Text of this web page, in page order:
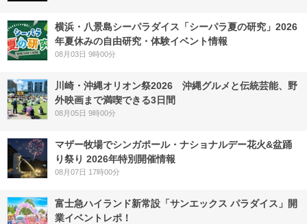
横浜・八景島シーパラダイス「シーパラ夏の研究」2026
年夏休みの自由研究・体験イベント情報
08月03日 9時00分
川崎・沖縄オリオン祭2026 沖縄グルメと伝統芸能、野
外映画まで満喫できる3日間
08月05日 9時00分
マザー牧場でシンガポール・ナショナルデー花火&盆踊
り祭り 2026年特別開催情報
08月07日 17時00分
富士急ハイランド新常設「サンエックス パラダイス」開
業イベントレポ！